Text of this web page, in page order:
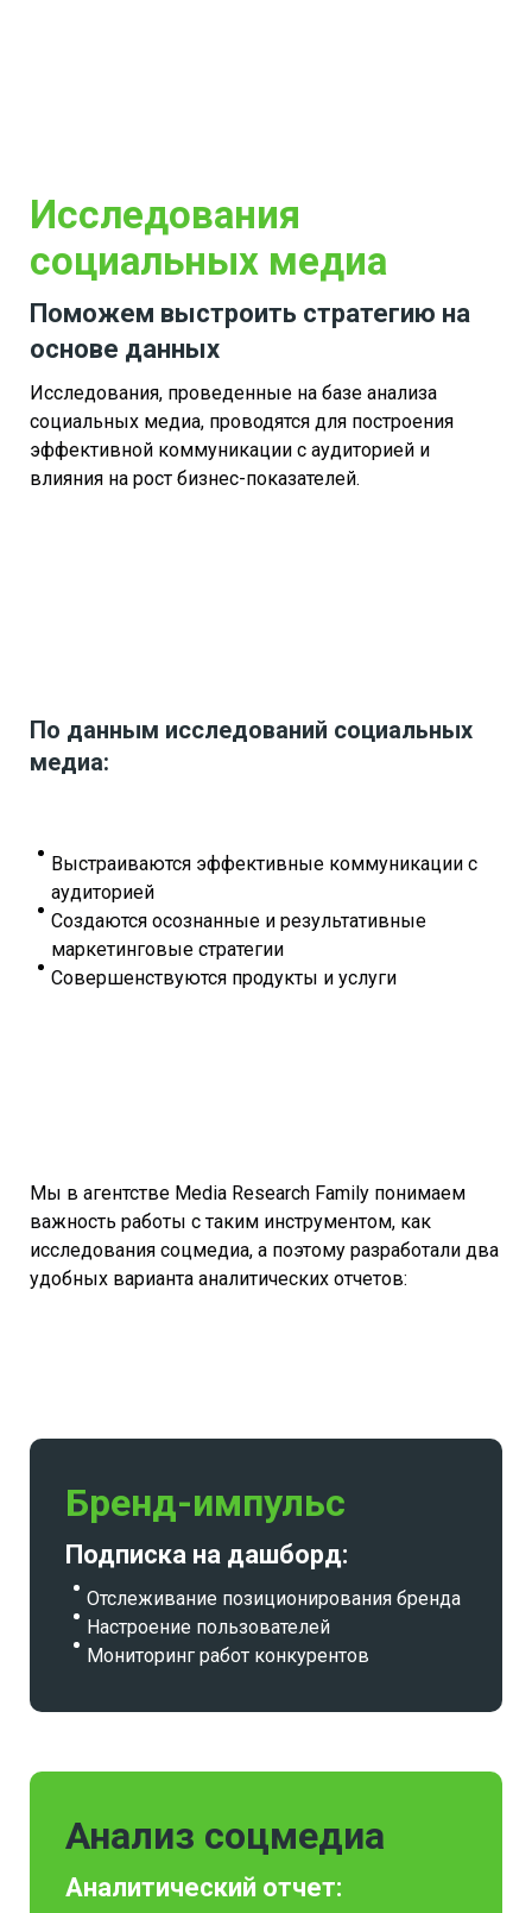
Исследования
социальных медиа
Поможем выстроить стратегию на
основе данных
Исследования, проведенные на базе анализа
социальных медиа, проводятся для построения
эффективной коммуникации с аудиторией и
влияния на рост бизнес-показателей.
По данным исследований социальных
медиа:
Выстраиваются эффективные коммуникации с
аудиторией
Создаются осознанные и результативные
маркетинговые стратегии
Совершенствуются продукты и услуги
Мы в агентстве Media Research Family понимаем
важность работы с таким инструментом, как
исследования соцмедиа, а поэтому разработали два
удобных варианта аналитических отчетов:
Бренд-импульс
Подписка на дашборд:
Отслеживание позиционирования бренда
Настроение пользователей
Мониторинг работ конкурентов
Анализ соцмедиа
Аналитический отчет: